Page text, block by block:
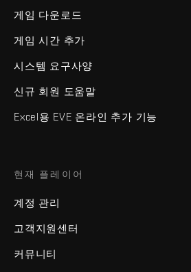
게임 다운로드
게임 시간 추가
시스템 요구사양
신규 회원 도움말
Excel용 EVE 온라인 추가 기능
현재 플레이어
계정 관리
고객지원센터
커뮤니티